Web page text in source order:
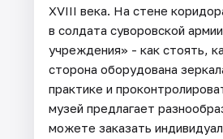
XVIII века. На стене
в солдата суворовской
учреждения» - как стоять,
сторона оборудована
практике и
музей предлагает
можете заказать